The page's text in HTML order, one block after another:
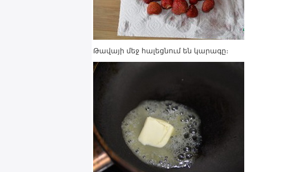
Թավայի մեջ հալեցնում են կարագը։